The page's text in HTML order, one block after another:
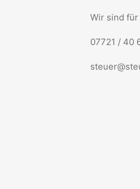
Wir sind
07721 / 40